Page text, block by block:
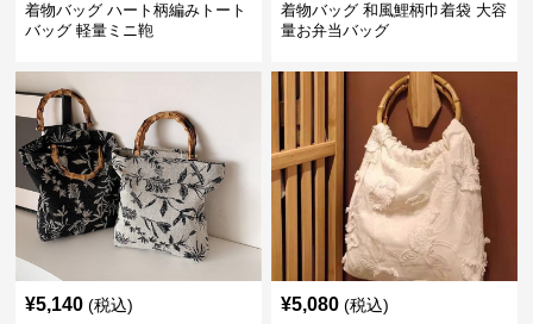
着物バッグ ハート柄編みトート
バッグ 軽量ミニ鞄
着物バッグ 和風鯉柄巾着袋 大容
量お弁当バッグ
¥5,140 (税込) ¥5,080 (税込)